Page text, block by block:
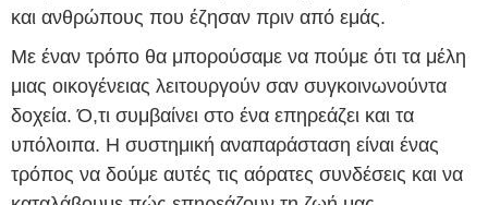
και ανθρώπους που έζησαν πριν από εμάς.
Με έναν τρόπο θα μπορούσαμε να πούμε ότι τα μέλη
μιας οικογένειας λειτουργούν σαν συγκοινωνούντα
δοχεία. Ό,τι συμβαίνει στο ένα επηρεάζει και τα
υπόλοιπα. Η συστημική αναπαράσταση είναι ένας
τρόπος να δούμε αυτές τις αόρατες συνδέσεις και να